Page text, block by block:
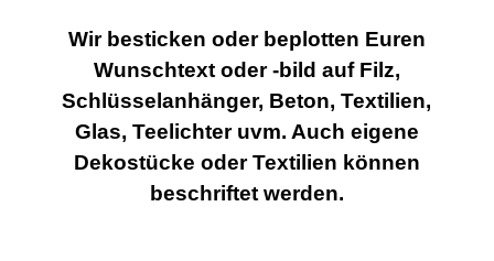
Wir besticken oder beplotten Euren
Wunschtext oder -bild auf Filz,
Schlüsselanhänger, Beton, Textilien,
Glas, Teelichter uvm. Auch eigene
Dekostücke oder Textilien können
beschriftet werden.